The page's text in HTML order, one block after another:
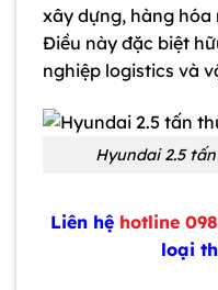
xây dựng, hàng hóa
Điều này đặc biệt
nghiệp logistics và
Hyundai 2.5
Liên hệ hotline
loại